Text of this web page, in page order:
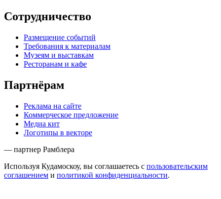
Сотрудничество
Размещение событий
Требования к материалам
Музеям и выставкам
Ресторанам и кафе
Партнёрам
Реклама на сайте
Коммерческое предложение
Медиа кит
Логотипы в векторе
— партнер Рамблера
Используя Кудамоскоу, вы соглашаетесь с пользовательским
соглашением и политикой конфиденциальности.